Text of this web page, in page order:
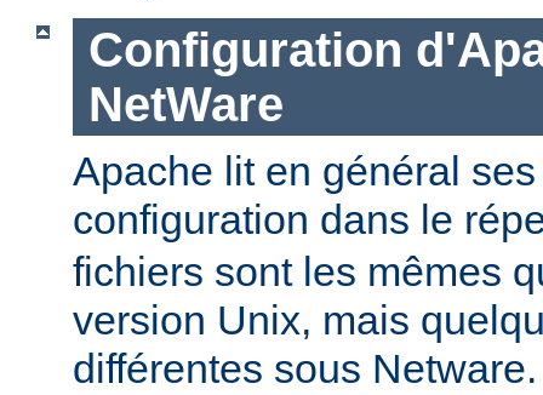
Configuration
NetWare
Apache lit en général
configuration dans le
fichiers sont les mêmes
version Unix, mais
différentes sous